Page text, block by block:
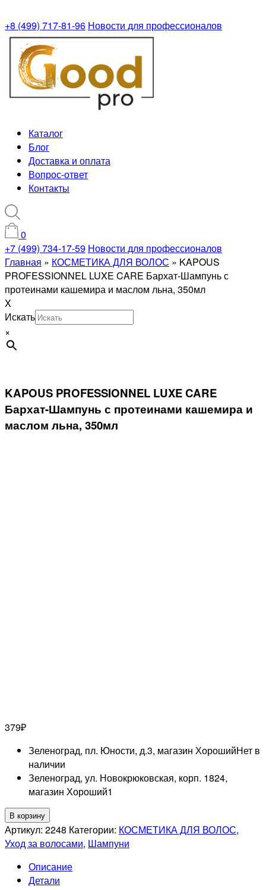
+8 (499) 717-81-96 Новости для профессионалов
Каталог
Блог
Доставка и оплата
Вопрос-ответ
Контакты
0
+7 (499) 734-17-59 Новости для профессионалов
Главная » КОСМЕТИКА ДЛЯ ВОЛОС » KAPOUS
PROFESSIONNEL LUXE CARE Бархат-Шампунь с
протеинами кашемира и маслом льна, 350мл
X
Искать
×
KAPOUS PROFESSIONNEL LUXE CARE
Бархат-Шампунь с протеинами кашемира и
маслом льна, 350мл
379₽
Зеленоград, пл. Юности, д.3, магазин ХорошийНет в
наличии
Зеленоград, ул. Новокрюковская, корп. 1824,
магазин Хороший1
Количество
товара
KAPOUS
LUXE
CARE
В корзину
Артикул: 2248 Категории: КОСМЕТИКА ДЛЯ ВОЛОС,
Уход за волосами, Шампуни
Описание
Детали